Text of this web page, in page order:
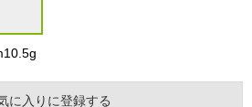
に入りに登録する